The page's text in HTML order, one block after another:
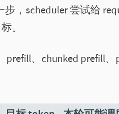
步，scheduler 尝试给
。
、chunked prefill